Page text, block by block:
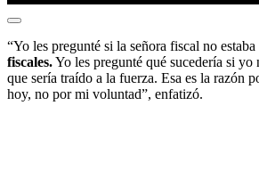
“Yo les pregunté si la señora fiscal no estaba
fiscales.Yo les pregunté qué sucedería si yo
que sería traído a la fuerza. Esa es la razón
hoy, no por mi voluntad”, enfatizó.